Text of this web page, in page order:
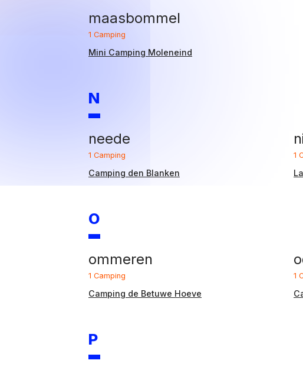
maasbommel
1 Camping
Mini Camping Moleneind
N
neede
1 Camping
Camping den Blanken
1
O
ommeren
1 Camping
Camping de Betuwe Hoeve
1
P